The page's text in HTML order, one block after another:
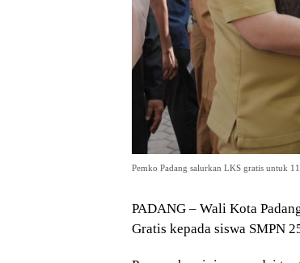
Pemko Padang salurkan LKS gratis untuk
PADANG – Wali Kota
Gratis kepada siswa SMPN